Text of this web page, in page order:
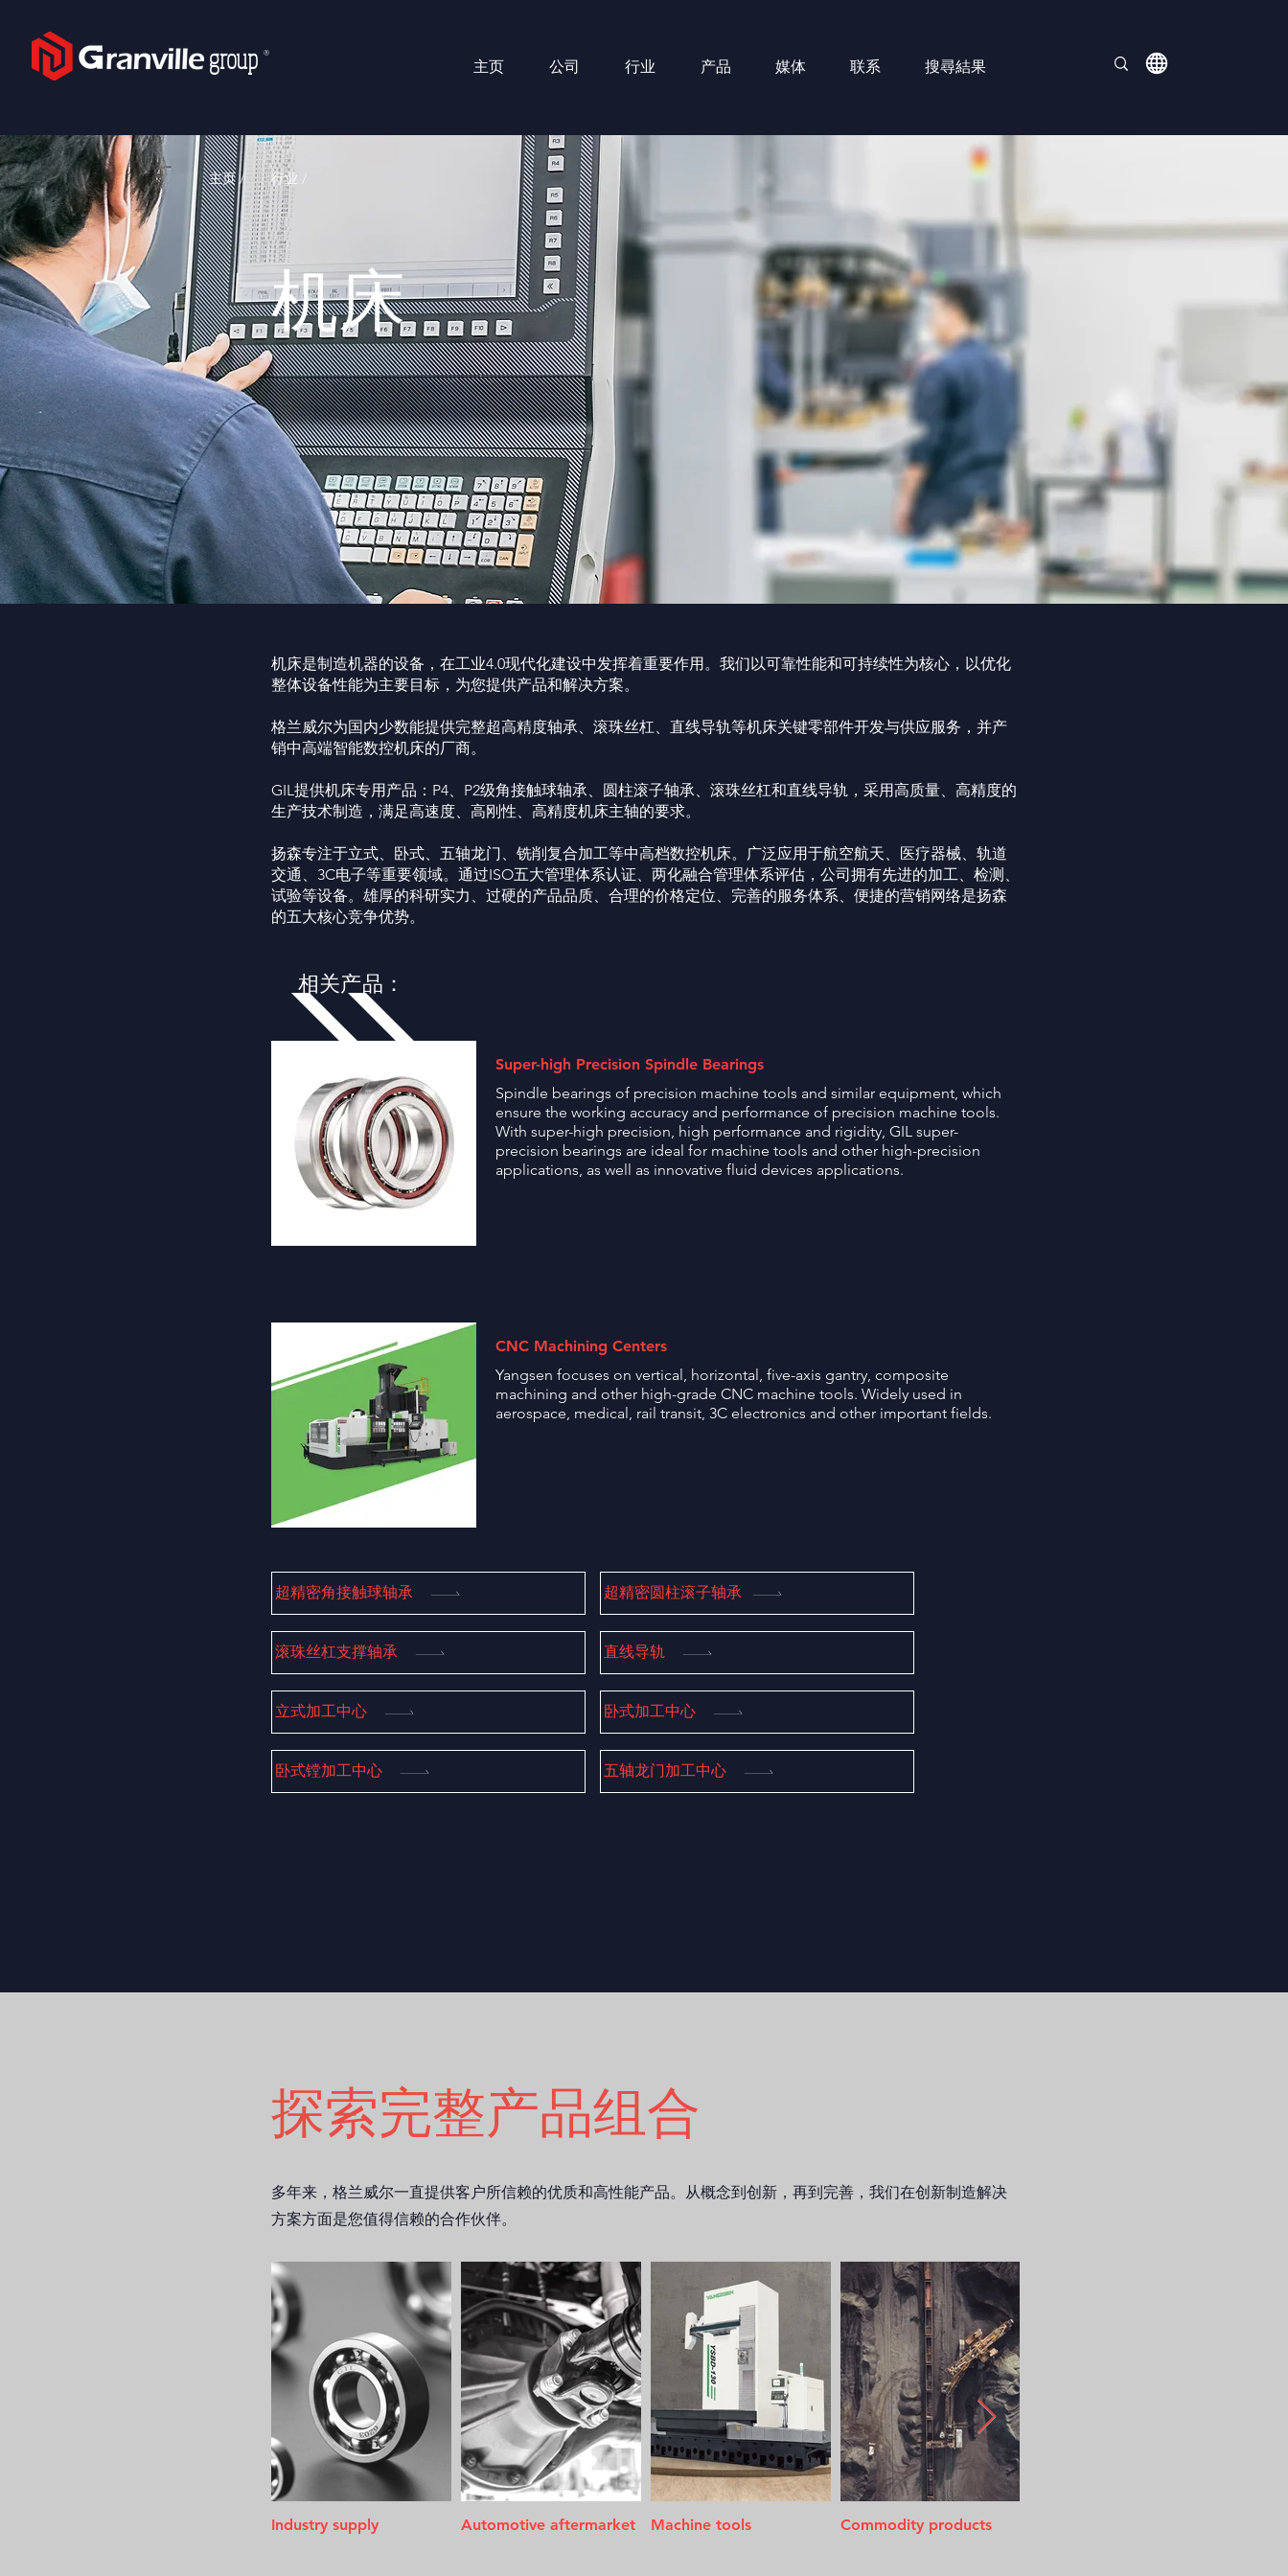
group Ⓡ
主页 公司 行业 产品 媒体 联系 搜尋結果
主页 / 行业 /
机床
机床是制造机器的设备，在工业4.0现代化建设中发挥着重要作用。我们以可靠性能和可持续性为核心，以优化
整体设备性能为主要目标，为您提供产品和解决方案。
格兰威尔为国内少数能提供完整超高精度轴承、滚珠丝杠、直线导轨等机床关键零部件开发与供应服务，并产
销中高端智能数控机床的厂商。
GIL提供机床专用产品：P4、P2级角接触球轴承、圆柱滚子轴承、滚珠丝杠和直线导轨，采用高质量、高精度的
生产技术制造，满足高速度、高刚性、高精度机床主轴的要求。
扬森专注于立式、卧式、五轴龙门、铣削复合加工等中高档数控机床。广泛应用于航空航天、医疗器械、轨道
交通、3C电子等重要领域。通过ISO五大管理体系认证、两化融合管理体系评估，公司拥有先进的加工、检测、
试验等设备。雄厚的科研实力、过硬的产品品质、合理的价格定位、完善的服务体系、便捷的营销网络是扬森
的五大核心竞争优势。
相关产品：
Super-high Precision Spindle Bearings
Spindle bearings of precision machine tools and similar equipment, which
ensure the working accuracy and performance of precision machine tools.
With super-high precision, high performance and rigidity, GIL super-
precision bearings are ideal for machine tools and other high-precision
applications, as well as innovative fluid devices applications.
CNC Machining Centers
Yangsen focuses on vertical, horizontal, five-axis gantry, composite
machining and other high-grade CNC machine tools. Widely used in
aerospace, medical, rail transit, 3C electronics and other important fields.
超精密角接触球轴承 超精密圆柱滚子轴承
滚珠丝杠支撑轴承 直线导轨
立式加工中心 卧式加工中心
卧式镗加工中心 五轴龙门加工中心
探索完整产品组合
多年来，格兰威尔一直提供客户所信赖的优质和高性能产品。从概念到创新，再到完善，我们在创新制造解决
方案方面是您值得信赖的合作伙伴。
Industry supply Automotive aftermarket Machine tools Commodity products